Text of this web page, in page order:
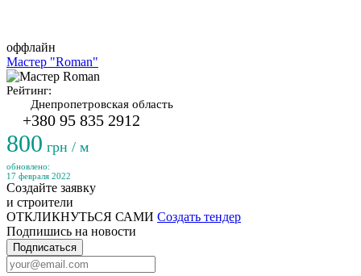
оффлайн
Мастер "Roman"
Рейтинг:
Днепропетровская область
+380 95 835 2912
800 грн / м
обновлено:
17 февраля 2022
Создайте заявку
и строители
ОТКЛИКНУТЬСЯ САМИ Создать тендер
Подпишись на новости
Подписаться